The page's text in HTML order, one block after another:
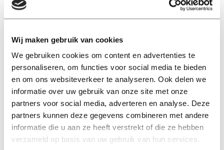
Wij maken gebruik van cookies
We gebruiken cookies om content en advertenties te
personaliseren, om functies voor social media te bieden
en om ons websiteverkeer te analyseren. Ook delen we
informatie over uw gebruik van onze site met onze
partners voor social media, adverteren en analyse. Deze
partners kunnen deze gegevens combineren met andere
informatie die u aan ze heeft verstrekt of die ze hebben
verzameld op basis van uw gebruik van hun services.
Bijna elk jaar komen er verhalen naar buiten over
problemen bij ontgroeningen. Vorig jaar bijvoorbeeld
studentenvereniging Tragos over elkaar heen
Een jaar eerder was er sprake vangeweldbij
dispuutsontgroeningen van het Amsterdamse corps
A.S.C./A.V.S.V.
Het blijft ook niet beperkt tot de ontgroening. De
cultuur binnen verenigingen ligt al langer onder vuur.
Vorig jaar kwam bijvoorbeeld een filmpje van het